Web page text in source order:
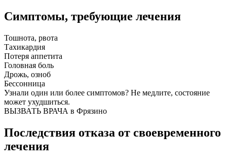
Симптомы, требующие лечения
Тошнота, рвота
Тахикардия
Потеря аппетита
Головная боль
Дрожь, озноб
Бессонница
Узнали один или более симптомов? Не медлите, состояние
может ухудшиться.
ВЫЗВАТЬ ВРАЧА в Фрязино
Последствия отказа от своевременного
лечения